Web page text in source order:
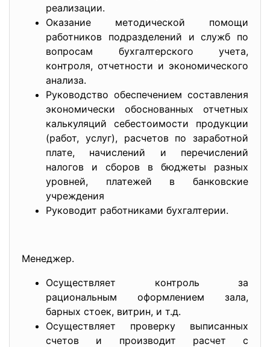
реализации.
Оказание методической помощи
работников подразделений и служб по
вопросам бухгалтерского учета,
контроля, отчетности и экономического
анализа.
Руководство обеспечением составления
экономически обоснованных отчетных
калькуляций себестоимости продукции
(работ, услуг), расчетов по заработной
плате, начислений и перечислений
налогов и сборов в бюджеты разных
уровней, платежей в банковские
учреждения
Руководит работниками бухгалтерии.
Менеджер.
Осуществляет контроль за
рациональным оформлением зала,
барных стоек, витрин, и т.д.
Осуществляет проверку выписанных
счетов и производит расчет с